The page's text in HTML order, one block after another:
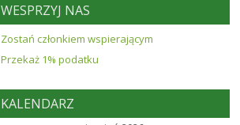
WESPRZYJ NAS
Zostań członkiem wspierającym
Przekaż 1% podatku
KALENDARZ